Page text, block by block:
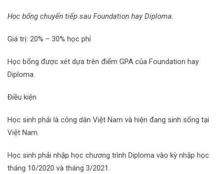
Học bổng chuyển tiếp sau Foundation hay Diploma.
Giá trị: 20% – 30% học phí
Học bổng được xét dựa trên điểm GPA của Foundation hay
Diploma.
Điều kiện
Học sinh phải là công dân Việt Nam và hiện đang sinh sống tại
Việt Nam.
Học sinh phải nhập học chương trình Diploma vào kỳ nhập học
tháng 10/2020 và tháng 3/2021.